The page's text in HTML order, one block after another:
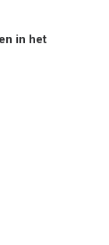
in het